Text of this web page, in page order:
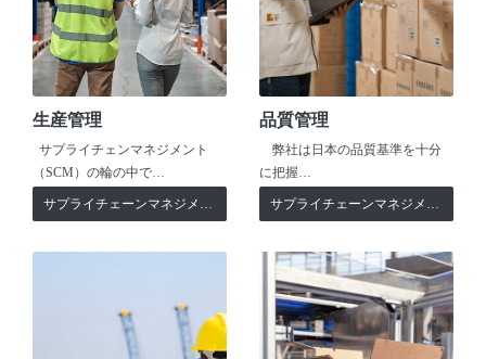
生産管理
サプライチェンマネジメント
（SCM）の輪の中で…
サプライチェーンマネジメント
品質管理
弊社は日本の品質基準を十分
に把握…
サプライチェーンマネジメント